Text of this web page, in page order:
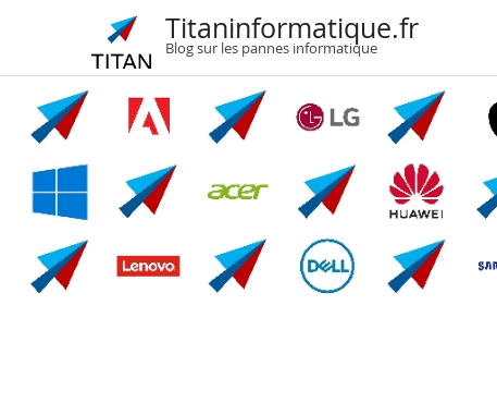
Titaninformatique.fr
Blog sur les pannes informatique